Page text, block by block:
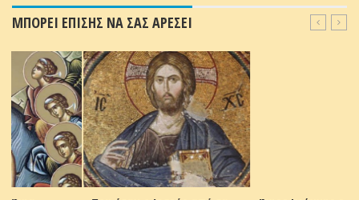
ΜΠΟΡΕΙ ΕΠΙΣΗΣ ΝΑ ΣΑΣ ΑΡΕΣΕΙ